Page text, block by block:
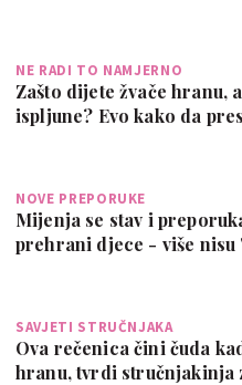
NE RADI TO NAMJERNO
Zašto dijete žvače hranu,
ispljune? Evo kako da
NOVE PREPORUKE
Mijenja se stav i
prehrani djece - više nisu
SAVJETI STRUČNJAKA
Ova rečenica čini čuda
hranu, tvrdi stručnjakinja